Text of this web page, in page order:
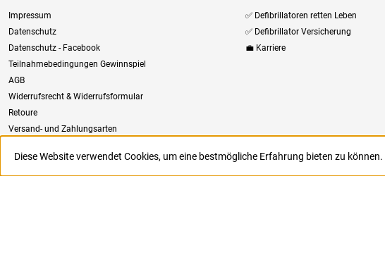
Impressum
Datenschutz
Datenschutz - Facebook
Teilnahmebedingungen Gewinnspiel
AGB
Widerrufsrecht & Widerrufsformular
Retoure
Versand- und Zahlungsarten
✅ Defibrillatoren retten Leben
✅ Defibrillator Versicherung
💼 Karriere
Diese Website verwendet Cookies, um eine bestmögliche Erfahrung bieten zu können.